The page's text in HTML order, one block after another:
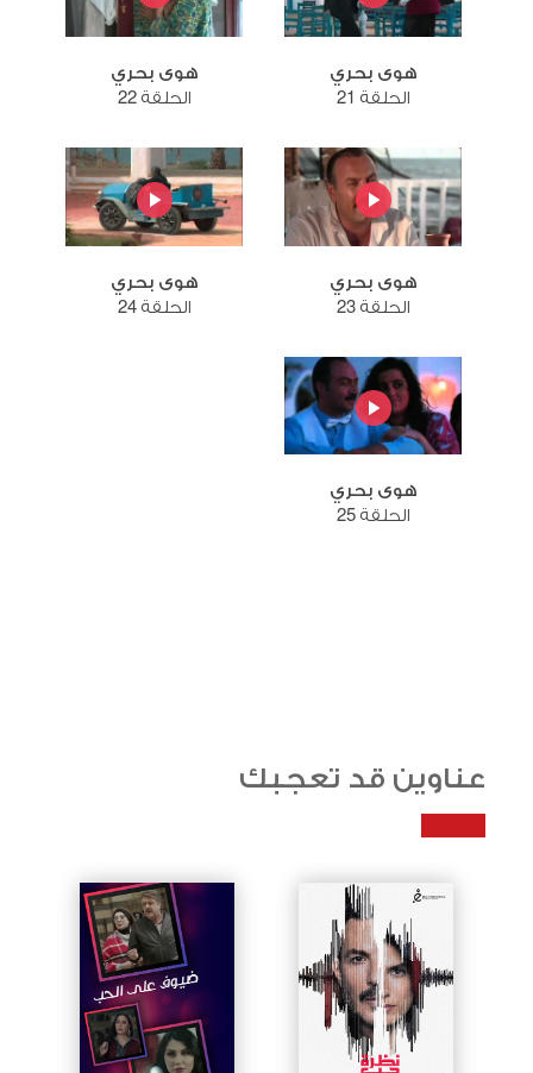
هوى بحري
الحلقة 21
هوى بحري
الحلقة 22
هوى بحري
الحلقة 23
هوى بحري
الحلقة 24
هوى بحري
الحلقة 25
عناوين قد تعجبك